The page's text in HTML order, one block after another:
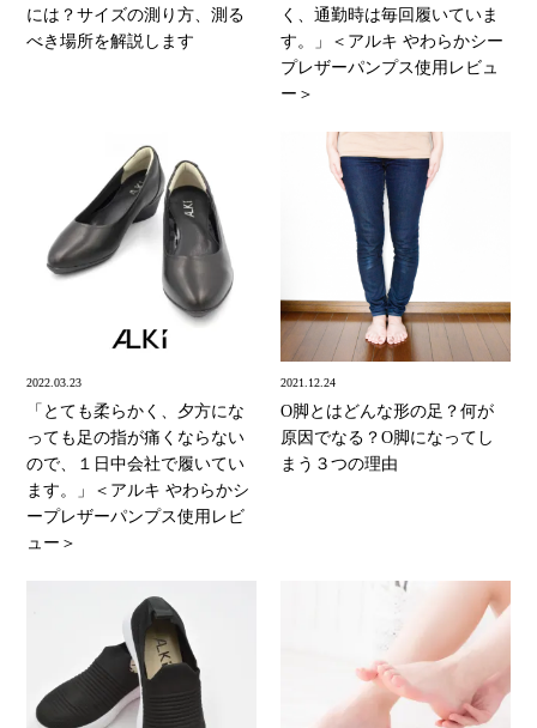
には？サイズの測り方、測る
べき場所を解説します
く、通勤時は毎回履いていま
す。」＜アルキ やわらかシー
プレザーパンプス使用レビュ
ー＞
2022.03.23
「とても柔らかく、夕方にな
っても足の指が痛くならない
ので、１日中会社で履いてい
ます。」＜アルキ やわらかシ
ープレザーパンプス使用レビ
ュー＞
2021.12.24
O脚とはどんな形の足？何が
原因でなる？O脚になってし
まう３つの理由